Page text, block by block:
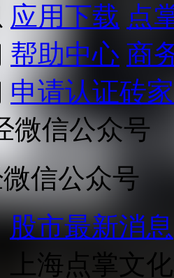
应用下载 点
帮助中心 商
申请认证砖家
信公众号
股市最新消息
上海点掌文